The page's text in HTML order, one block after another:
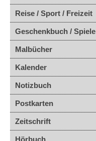
Reise / Sport / Freizeit
Geschenkbuch / Spiele
Malbücher
Kalender
Notizbuch
Postkarten
Zeitschrift
Hörbuch